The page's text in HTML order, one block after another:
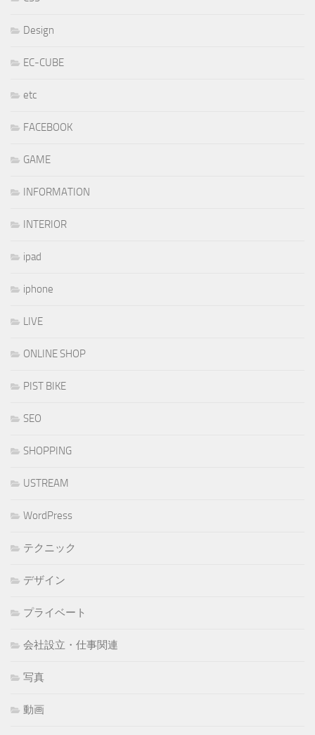
Design
EC-CUBE
etc
FACEBOOK
GAME
INFORMATION
INTERIOR
ipad
iphone
LIVE
ONLINE SHOP
PIST BIKE
SEO
SHOPPING
USTREAM
WordPress
テクニック
デザイン
プライベート
会社設立・仕事関連
写真
動画